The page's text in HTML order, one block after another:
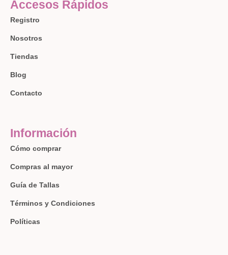
Accesos Rápidos
Registro
Nosotros
Tiendas
Blog
Contacto
Información
Cómo comprar
Compras al mayor
Guía de Tallas
Términos y Condiciones
Políticas